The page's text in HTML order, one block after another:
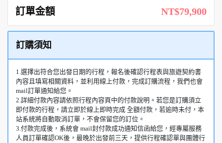
訂單金額 NT$79,900
訂購須知
1.選擇出符合您出發日期的行程，報名後確認行程表與旅遊契約書
內容且填寫相關資料，並利用線上付款，完成訂購流程，我們也會
mail訂單通知給您。
2.詳細付款內容請依照行程內容頁中的付款說明。若您是訂購須立
即付款的行程，請立即於線上即時完成 全額付款，若逾時未付，本
站系統將自動取消訂單，不會保留您的訂位。
3.付款完成後，系統會 mail封付款成功通知信函給您，經專屬服務
人員訂單確認OK後，最晚於出發前三天，提供行程確認單與團體行